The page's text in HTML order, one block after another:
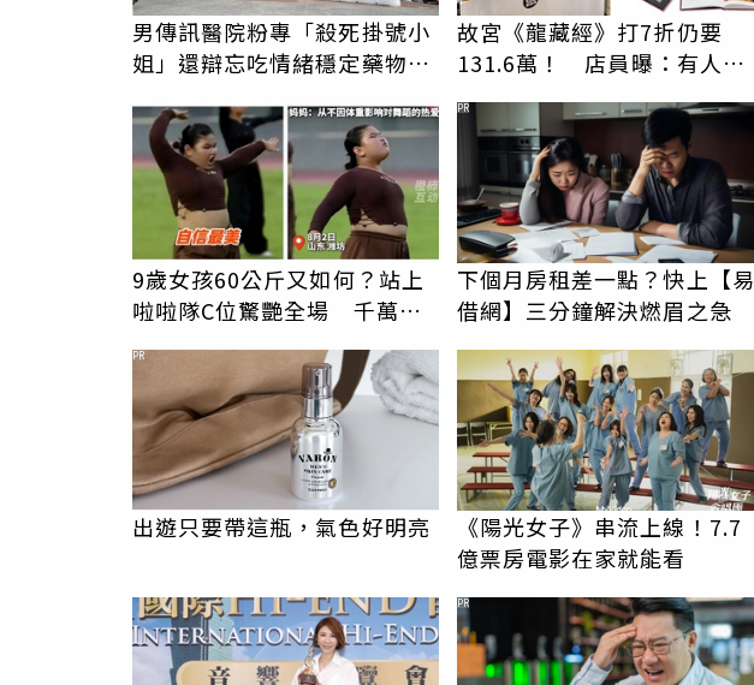
男傳訊醫院粉專「殺死掛號小
姐」還辯忘吃情緒穩定藥物
故宮《龍藏經》打7折仍要
131.6萬！ 店員曝：有人原
9歲女孩60公斤又如何？站上
啦啦隊C位驚艷全場 千萬網
下個月房租差一點？快上【易
借網】三分鐘解決燃眉之急
PR
出遊只要帶這瓶，氣色好明亮
PR
《陽光女子》串流上線！7.7
億票房電影在家就能看
PR